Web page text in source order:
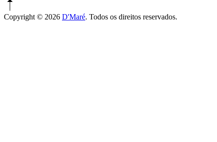
Copyright © 2026 D'Maré. Todos os direitos reservados.